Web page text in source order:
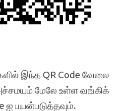
இந்த QR Code வேலை
மேலே உள்ள வங்கிக்
ஐ பயன்படுத்தவும்.